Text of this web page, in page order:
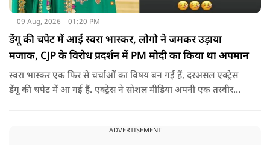
09 Aug, 2026 01:20 PM
डेंगू की चपेट में आईं स्वरा भास्कर, लोगो ने जमकर उड़ाया
मजाक, CJP के विरोध प्रदर्शन में PM मोदी का किया था अपमान
स्वरा भास्कर एक फिर से चर्चाओं का विषय बन गई हैं, दरअसल एक्ट्रेस
डेंगू की चपेट में आ गई हैं. एक्ट्रेस ने सोशल मीडिया अपनी एक तस्वीर
ADVERTISEMENT